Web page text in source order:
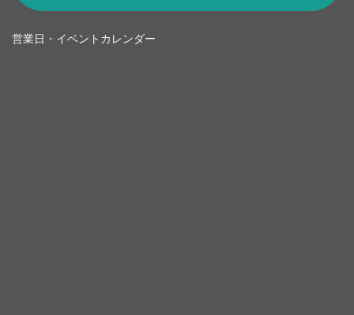
営業日・イベントカレンダー